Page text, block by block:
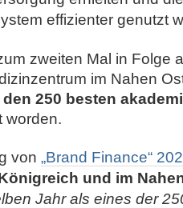
effizienter genutzt
zweiten Mal in Folge
im Nahen
250 besten
worden.
von „Brand Finance“
und im
Jahr als eines der